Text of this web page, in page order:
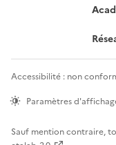
Accessibilité : non
Paramètres
Sauf mention contraire,